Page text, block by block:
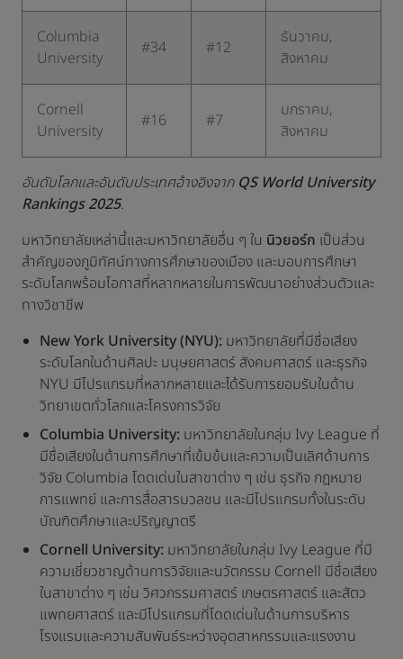
​Columbia
University
#34 #12
​ธันวาคม,
สิงหาคม
​Cornell
University
#16 #7
มกราคม,
สิงหาคม
อันดับโลกและอันดับประเทศอ้างอิงจาก QS World University
Rankings 2025.
มหาวิทยาลัยเหล่านี้และมหาวิทยาลัยอื่น ๆ ใน นิวยอร์ก เป็นส่วน
สำคัญของภูมิทัศน์ทางการศึกษาของเมือง และมอบการศึกษา
ระดับโลกพร้อมโอกาสที่หลากหลายในการพัฒนาอย่างส่วนตัวและ
ทางวิชาชีพ
New York University (NYU): มหาวิทยาลัยที่มีชื่อเสียง
ระดับโลกในด้านศิลปะ มนุษยศาสตร์ สังคมศาสตร์ และธุรกิจ
NYU มีโปรแกรมที่หลากหลายและได้รับการยอมรับในด้าน
วิทยาเขตทั่วโลกและโครงการวิจัย
Columbia University: มหาวิทยาลัยในกลุ่ม Ivy League ที่
มีชื่อเสียงในด้านการศึกษาที่เข้มข้นและความเป็นเลิศด้านการ
วิจัย Columbia โดดเด่นในสาขาต่าง ๆ เช่น ธุรกิจ กฎหมาย
การแพทย์ และการสื่อสารมวลชน และมีโปรแกรมทั้งในระดับ
บัณฑิตศึกษาและปริญญาตรี
Cornell University: มหาวิทยาลัยในกลุ่ม Ivy League ที่มี
ความเชี่ยวชาญด้านการวิจัยและนวัตกรรม Cornell มีชื่อเสียง
ในสาขาต่าง ๆ เช่น วิศวกรรมศาสตร์ เกษตรศาสตร์ และสัตว
แพทยศาสตร์ และมีโปรแกรมที่โดดเด่นในด้านการบริหาร
โรงแรมและความสัมพันธ์ระหว่างอุตสาหกรรมและแรงงาน